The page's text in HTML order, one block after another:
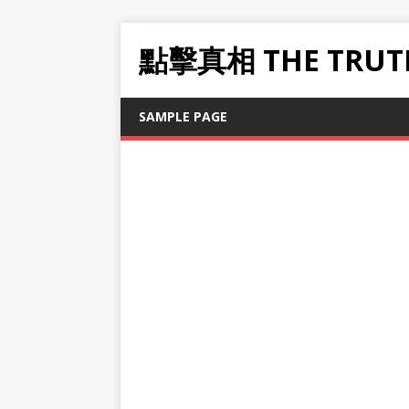
點擊真相 THE
SAMPLE PAGE